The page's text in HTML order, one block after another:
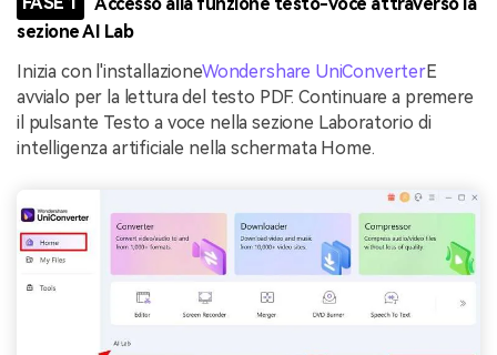
sezione AI Lab
Inizia con l'installazioneWondershare UniConverterE
avvialo per la lettura del testo PDF. Continuare a premere
il pulsante Testo a voce nella sezione Laboratorio di
intelligenza artificiale nella schermata Home.